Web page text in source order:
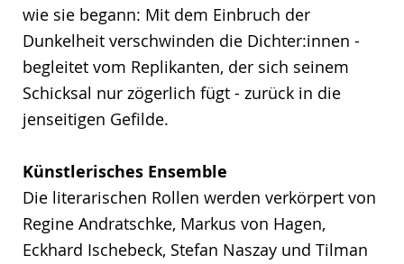
wie sie begann: Mit dem Einbruch der
Dunkelheit verschwinden die Dichter:innen -
begleitet vom Replikanten, der sich seinem
Schicksal nur zögerlich fügt - zurück in die
jenseitigen Gefilde.
Künstlerisches Ensemble
Die literarischen Rollen werden verkörpert von
Regine Andratschke, Markus von Hagen,
Eckhard Ischebeck, Stefan Naszay und Tilman